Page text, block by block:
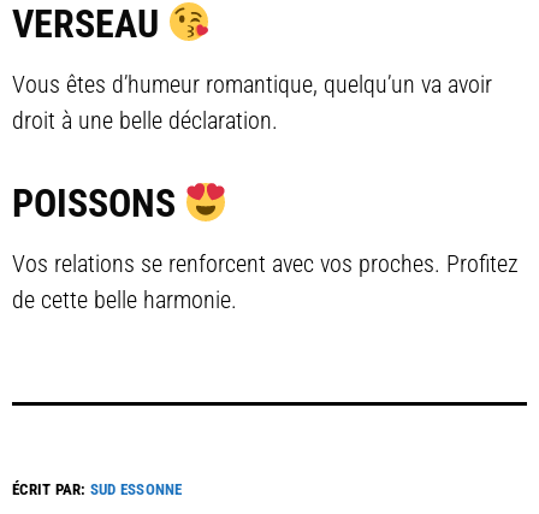
VERSEAU
Vous êtes d’humeur romantique, quelqu’un va avoir
droit à une belle déclaration.
POISSONS
Vos relations se renforcent avec vos proches. Profitez
de cette belle harmonie.
ÉCRIT PAR: SUD ESSONNE